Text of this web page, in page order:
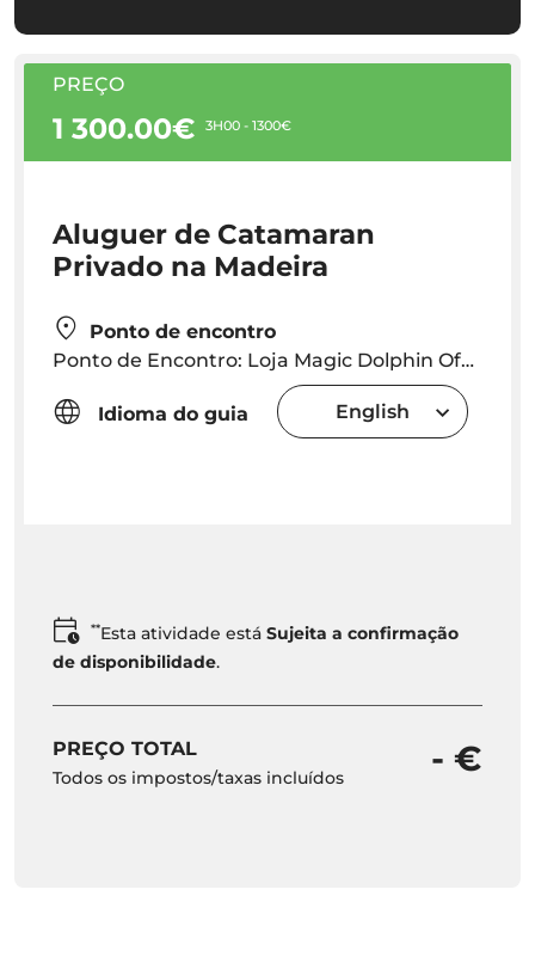
PREÇO
1 300.00€ 3H00 - 1300€
Aluguer de Catamaran
Privado na Madeira
Ponto de encontro
Ponto de Encontro: Loja Magic Dolphin Office na Marina do Funchal 20 minutos antes da hora de partida.
Idioma do guia English
**Esta atividade está Sujeita a confirmação
de disponibilidade.
PREÇO TOTAL
Todos os impostos/taxas incluídos - €